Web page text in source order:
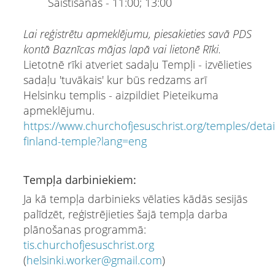
Lai reģistrētu apmeklējumu, piesakieties savā PDS
kontā Baznīcas mājas lapā vai lietonē Rīki.
Lietotnē rīki atveriet sadaļu Tempļi - izvēlieties
sadaļu 'tuvākais' kur būs redzams arī
Helsinku templis - aizpildiet Pieteikuma
apmeklējumu.
https://www.churchofjesuschrist.org/temples/
finland-temple?lang=eng
Tempļa darbiniekiem:
Ja kā tempļa darbinieks vēlaties kādās sesijās
palīdzēt, reģistrējieties šajā tempļa darba
plānošanas programmā:
tis.churchofjesuschrist.org
(helsinki.worker@gmail.com)